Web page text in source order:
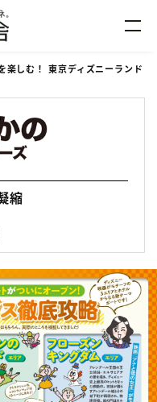
楽しむ！ 東京ディズニーランド
縮